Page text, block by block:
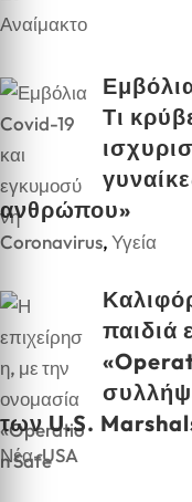
Τι
ανθρώπου»
Coronavirus,Υγεία
παιδιά
των U.S.
Νέα-USA